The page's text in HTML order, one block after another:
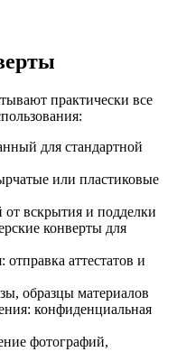
практически все
для стандартной
или пластиковые
от вскрытия и подделки
конверты для
аттестатов и
образцы материалов
конфиденциальная
фотографий,